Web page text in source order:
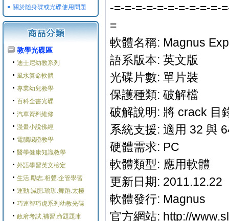
關於随身碟或光碟使用問題
教學光碟區
迪士尼幼教系列
風水算命軟體
專業幼兒教學
百科全書光碟
汽車資料維修
漫畫小說佛經
電腦認證教學
醫學健康知識教學
外語學習英文檢定
生活.勵志.相聲.企管學習
運動.減肥.瑜珈.舞蹈.太極
巧連智巧虎系列幼教光碟
政府考試,補習,命題題庫
-=-=-=-=-=-=-=-=-=-=-
=
軟體名稱: Magnus
語系版本: 英文版
光碟片數: 單片裝
保護種類: 破解檔
破解說明: 將 crack 目
系統支援: 適用 32 與
硬體需求: PC
軟體類型: 應用軟體
更新日期: 2011.12.22
軟體發行: Magnus
官方網站: http://